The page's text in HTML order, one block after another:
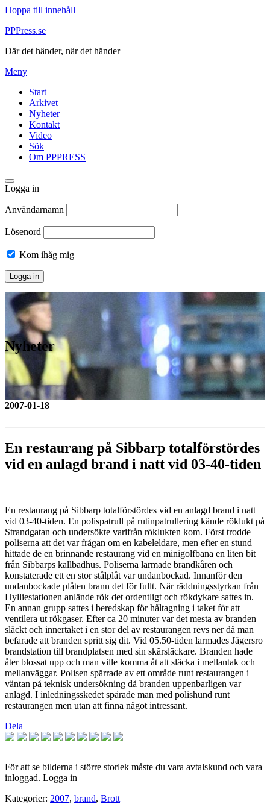
Hoppa till innehåll
PPPress.se
Där det händer, när det händer
Meny
Start
Arkivet
Nyheter
Kontakt
Video
Sök
Om PPPRESS
Logga in
Användarnamn
Lösenord
Kom ihåg mig
Nyheter
2007-01-18
En restaurang på Sibbarp totalförstördes
vid en anlagd brand i natt vid 03-40-tiden
En restaurang på Sibbarp totalförstördes vid en anlagd brand i natt
vid 03-40-tiden. En polispatrull på rutinpatrullering kände röklukt på
Strandgatan och undersökte varifrån röklukten kom. Först trodde
poliserna att det var frågan om en kabeleldare, men efter en stund
hittade de en brinnande restaurang vid en minigolfbana en liten bit
från Sibbarps kallbadhus. Poliserna larmade brandkåren och
konstaterade ett en stor stålplåt var undanbockad. Innanför den
undanbockade plåten brann det för fullt. När räddningsstyrkan från
Hylliestationen anlände rök det ordentligt och rökdykare sattes in.
En annan grupp sattes i beredskap för håltagning i taket för att
ventilera ut rökgaser. Efter ca 20 minuter var det mesta av branden
släckt och innertaket i en stor del av restaurangen revs ner då man
befarade att branden spritt sig dit. Vid 05.50-tiden larmades Jägersro
brandstation till brandplatsen med sin skärsläckare. Branden hade
åter blossat upp och man ville komma åt att släcka i mellantak och
mellanväggar. Polisen spärrade av ett område runt restaurangen i
väntan på teknisk undersökning då branden uppenbarligen var
anlagd. I inledningsskedet spårade man med polishund runt
restaurangen men utan att finna något intressant.
Dela
För att se bilderna i större storlek måste du vara avtalskund och vara
inloggad. Logga in
Kategorier: 2007, brand, Brott